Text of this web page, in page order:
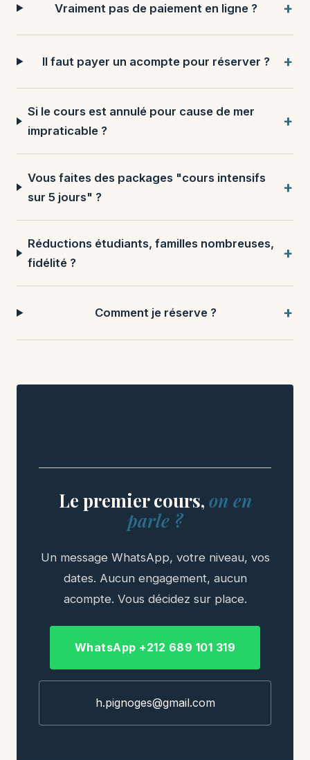
Vraiment pas de paiement en ligne ?
Il faut payer un acompte pour réserver ?
Si le cours est annulé pour cause de mer
impraticable ?
Vous faites des packages "cours intensifs
sur 5 jours" ?
Réductions étudiants, familles nombreuses,
fidélité ?
Comment je réserve ?
Le premier cours, on en
parle ?
Un message WhatsApp, votre niveau, vos
dates. Aucun engagement, aucun
acompte. Vous décidez sur place.
WhatsApp +212 689 101 319
h.pignoges@gmail.com